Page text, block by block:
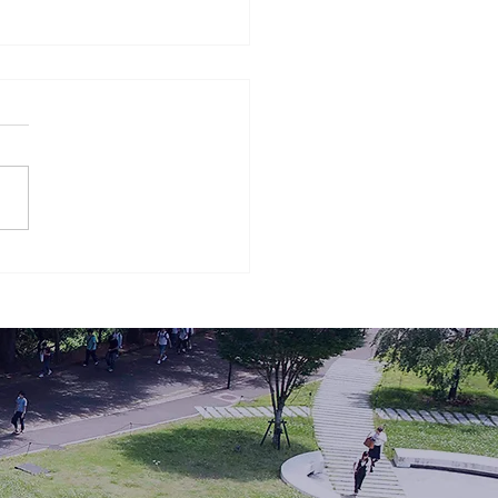
学が必要なのか